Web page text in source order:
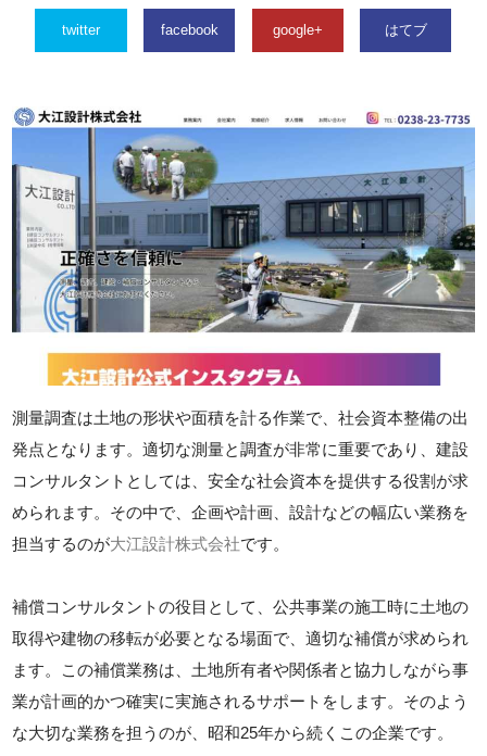
twitter facebook google+ はてブ
測量調査は土地の形状や面積を計る作業で、社会資本整備の出
発点となります。適切な測量と調査が非常に重要であり、建設
コンサルタントとしては、安全な社会資本を提供する役割が求
められます。その中で、企画や計画、設計などの幅広い業務を
担当するのが大江設計株式会社です。
補償コンサルタントの役目として、公共事業の施工時に土地の
取得や建物の移転が必要となる場面で、適切な補償が求められ
ます。この補償業務は、土地所有者や関係者と協力しながら事
業が計画的かつ確実に実施されるサポートをします。そのよう
な大切な業務を担うのが、昭和25年から続くこの企業です。